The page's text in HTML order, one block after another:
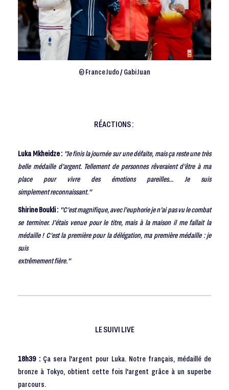
© France Judo / Gabi Juan
RÉACTIONS :
Luka Mkheidze : "Je finis la journée sur une défaite, mais ça reste une très
belle médaille d’argent. Tellement de personnes rêveraient d’être à ma
place pour vivre des émotions pareilles... Je suis
simplement reconnaissant."
Shirine Boukli : "C’est magnifique, avec l’euphorie je n’ai pas vu le combat
se terminer. J’étais venue pour le titre, mais à la maison il me fallait la
médaille ! C’est la première pour la délégation, ma première médaille : je
suis
extrêmement fière."
LE SUIVI LIVE
18h39 : Ça sera l'argent pour Luka. Notre français, médaillé de
bronze à Tokyo, obtient cette fois l'argent grâce à un superbe
parcours.